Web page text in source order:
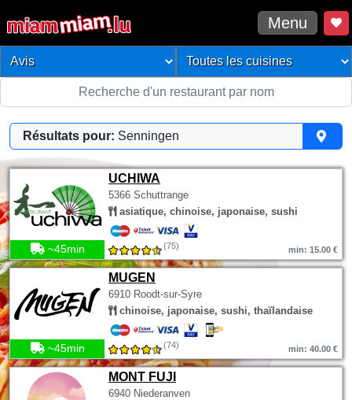
Menu
Résultats pour: Senningen
UCHIWA
5366 Schuttrange
asiatique, chinoise, japonaise, sushi
~45min (75) min: 15.00 €
MUGEN
6910 Roodt-sur-Syre
chinoise, japonaise, sushi, thaïlandaise
~45min (74) min: 40.00 €
MONT FUJI
6940 Niederanven